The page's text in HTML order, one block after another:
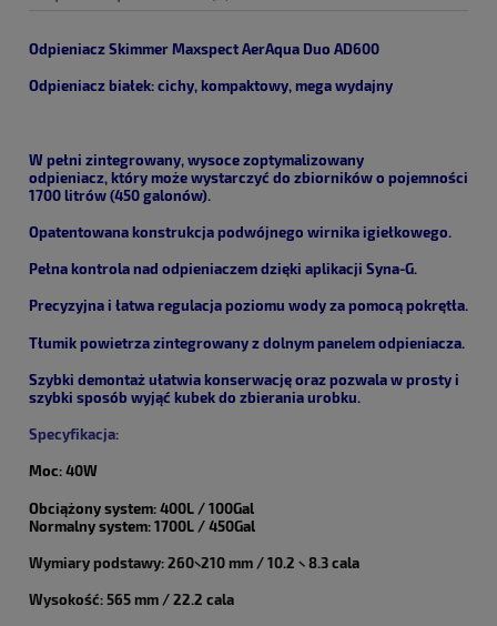
Odpieniacz Skimmer Maxspect AerAqua Duo AD600
Odpieniacz białek: cichy, kompaktowy, mega wydajny
W pełni zintegrowany, wysoce zoptymalizowany
odpieniacz, który może wystarczyć do zbiorników o pojemności
1700 litrów (450 galonów).
Opatentowana konstrukcja podwójnego wirnika igiełkowego.
Pełna kontrola nad odpieniaczemdzięki aplikacji Syna-G.
Precyzyjna i łatwa regulacja poziomu wody za pomocą pokrętła.
Tłumik powietrza zintegrowany z dolnym panelemodpieniacza.
Szybki demontaż ułatwia konserwację oraz pozwalaw prosty i
szybki sposób wyjąć kubek do zbierania urobku.
Specyfikacja:
Moc: 40W
Obciążony system: 400L / 100Gal
Normalny system: 1700L / 450Gal
Wymiary podstawy:260×210 mm /10.2 × 8.3 cala
Wysokość: 565 mm / 22.2 cala